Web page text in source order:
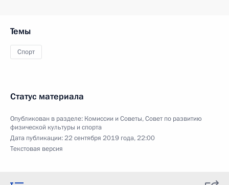
Темы
Спорт
Статус материала
Опубликован в разделе: Комиссии и Советы,Совет по развитию
физической культуры и спорта
Дата публикации:22 сентября 2019 года, 22:00
Текстовая версия